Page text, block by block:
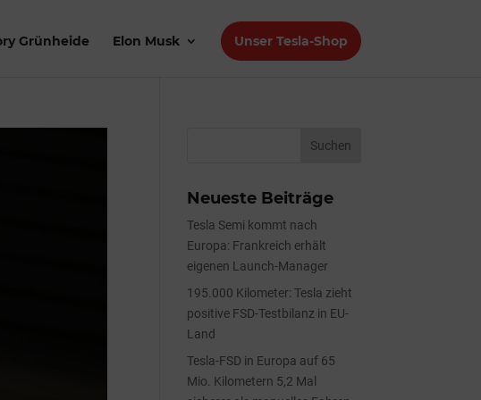
Grünheide Elon Musk Unser Tesla-Shop
Neueste Beiträge
Tesla Semi kommt nach
Europa: Frankreich erhält
eigenen Launch-Manager
195.000 Kilometer: Tesla zieht
positive FSD-Testbilanz in EU-
Land
Tesla-FSD in Europa auf 65
Mio. Kilometern 5,2 Mal